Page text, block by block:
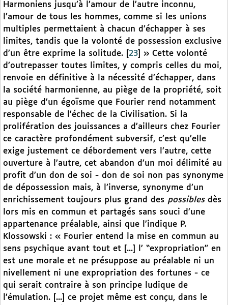
Harmoniens jusqu’à l’amour de l’autre inconnu,
l’amour de tous les hommes, comme si les unions
multiples permettaient à chacun d’échapper à ses
limites, tandis que la volonté de possession exclusive
d’un être exprime la solitude.
23
» Cette volonté
d’outrepasser toutes limites, y compris celles du moi,
renvoie en définitive à la nécessité d’échapper, dans
la société harmonienne, au piège de la propriété, soit
au piège d’un égoïsme que Fourier rend notamment
responsable de l’échec de la Civilisation. Si la
prolifération des jouissances a d’ailleurs chez Fourier
ce caractère profondément subversif, c’est qu’elle
exige justement ce débordement vers l’autre, cette
ouverture à l’autre, cet abandon d’un moi délimité au
profit d’un don de soi - don de soi non pas synonyme
de dépossession mais, à l’inverse, synonyme d’un
enrichissement toujours plus grand des possiblesdès
lors mis en commun et partagés sans souci d’une
appartenance préalable, ainsi que l’indique P.
Klossowski : « Fourier entend la mise en commun au
sens psychique avant tout et [...] l’ “expropriation” en
est une morale et ne présuppose au préalable ni un
nivellement ni une expropriation des fortunes - ce
qui serait contraire à son principe ludique de
l’émulation. [...] ce projet même est conçu, dans le